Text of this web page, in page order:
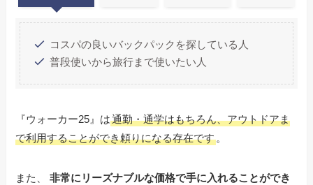
コスパの良いバックパックを探している人
普段使いから旅行まで使いたい人
『ウォーカー25』は通勤・通学はもちろん、アウトドアま
で利用することができ頼りになる存在です 。
また、 非常にリーズナブルな価格で手に入れることができ